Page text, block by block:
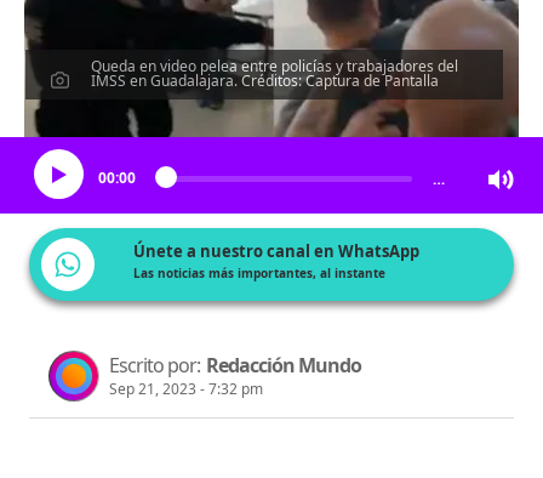
Queda en video pelea entre policías y trabajadores del
IMSS en Guadalajara. Créditos: Captura de Pantalla
Escucha el artículo
00:00 …
Únete a nuestro canal en WhatsApp
Las noticias más importantes, al instante
Escrito por: Redacción Mundo
Sep 21, 2023 - 7:32 pm